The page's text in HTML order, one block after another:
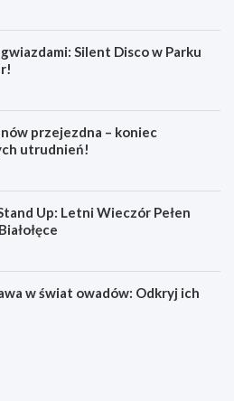
Silent Disco w Parku
przejezdna – koniec
utrudnień!
Up: Letni Wieczór Pełen
w świat owadów: Odkryj ich